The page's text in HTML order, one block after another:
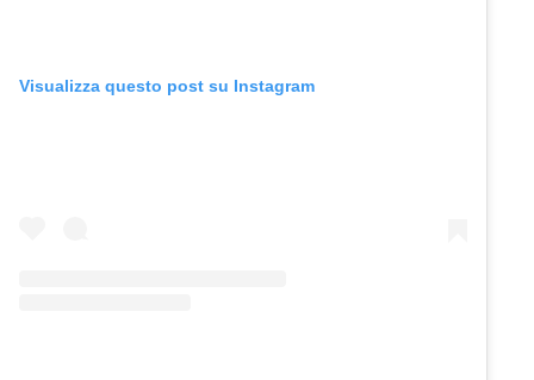
Visualizza questo post su Instagram